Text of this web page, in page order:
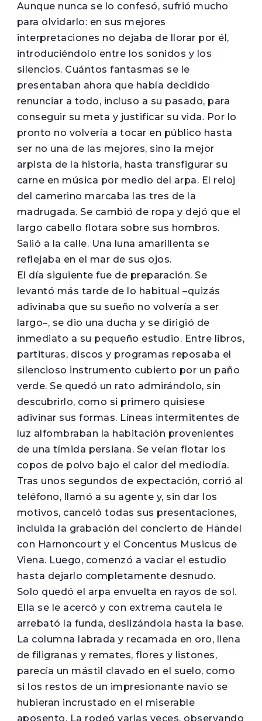
Aunque nunca se lo confesó, sufrió mucho
para olvidarlo: en sus mejores
interpretaciones no dejaba de llorar por él,
introduciéndolo entre los sonidos y los
silencios. Cuántos fantasmas se le
presentaban ahora que había decidido
renunciar a todo, incluso a su pasado, para
conseguir su meta y justificar su vida. Por lo
pronto no volvería a tocar en público hasta
ser no una de las mejores, sino la mejor
arpista de la historia, hasta transfigurar su
carne en música por medio del arpa. El reloj
del camerino marcaba las tres de la
madrugada. Se cambió de ropa y dejó que el
largo cabello flotara sobre sus hombros.
Salió a la calle. Una luna amarillenta se
reflejaba en el mar de sus ojos.
El día siguiente fue de preparación. Se
levantó más tarde de lo habitual –quizás
adivinaba que su sueño no volvería a ser
largo–, se dio una ducha y se dirigió de
inmediato a su pequeño estudio. Entre libros,
partituras, discos y programas reposaba el
silencioso instrumento cubierto por un paño
verde. Se quedó un rato admirándolo, sin
descubrirlo, como si primero quisiese
adivinar sus formas. Líneas intermitentes de
luz alfombraban la habitación provenientes
de una tímida persiana. Se veían flotar los
copos de polvo bajo el calor del mediodía.
Tras unos segundos de expectación, corrió al
teléfono, llamó a su agente y, sin dar los
motivos, canceló todas sus presentaciones,
incluida la grabación del concierto de Händel
con Harnoncourt y el Concentus Musicus de
Viena. Luego, comenzó a vaciar el estudio
hasta dejarlo completamente desnudo.
Solo quedó el arpa envuelta en rayos de sol.
Ella se le acercó y con extrema cautela le
arrebató la funda, deslizándola hasta la base.
La columna labrada y recamada en oro, llena
de filigranas y remates, flores y listones,
parecía un mástil clavado en el suelo, como
si los restos de un impresionante navío se
hubieran incrustado en el miserable
aposento. La rodeó varias veces, observando